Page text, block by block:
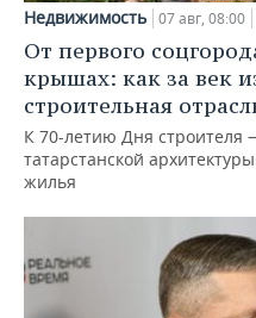
Недвижимость 07 авг, 08:00
От первого
крышах: как за век
строительная
К 70-летию Дня строителя
татарстанской
жилья